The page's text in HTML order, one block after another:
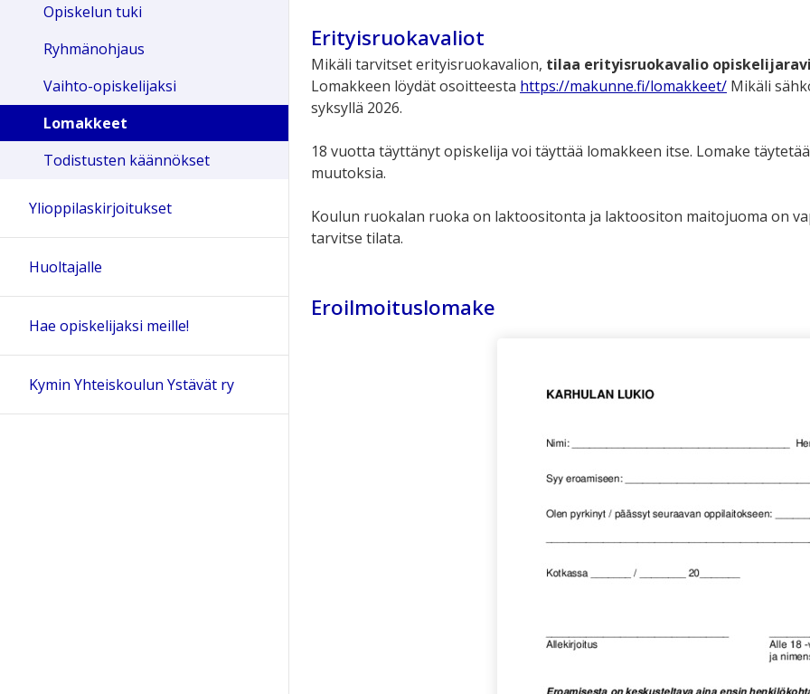
Erityisruokavaliot
Mikäli tarvitset erityisruokavalion, tilaa erityisruokavalio
Lomakkeen löydät osoitteesta https://makunne.fi/lomakkeet/ Mikäli
syksyllä 2026.
18 vuotta täyttänyt opiskelija voi täyttää lomakkeen itse. Lomake
muutoksia.
Koulun ruokalan ruoka on laktoositonta ja laktoositon maitojuoma on
tarvitse tilata.
Eroilmoituslomake
Opiskelun tuki
Ryhmänohjaus
Vaihto-opiskelijaksi
Lomakkeet
Todistusten käännökset
Ylioppilaskirjoitukset
Huoltajalle
Hae opiskelijaksi meille!
Kymin Yhteiskoulun Ystävät ry